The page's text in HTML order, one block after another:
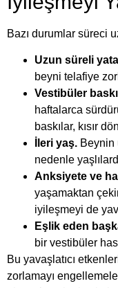
Bazı durumlar süreci
Uzun süreli
beyni telafiye
Vestibüler
haftalarca
baskılar, kısır
İleri yaş. Beynin
nedenle
Anksiyete ve
yaşamaktan
iyileşmeyi de
Eşlik eden
bir vestibüler
Bu yavaşlatıcı
zorlamayı